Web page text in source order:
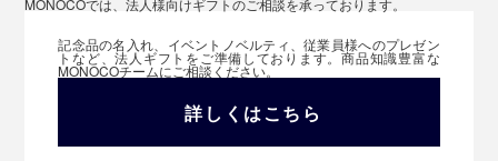
記念品の名入れ、イベントノベルティ、従業員様へのプレゼン
トなど、法人ギフトをご準備しております。商品知識豊富な
MONOCOチームにご相談ください。
詳しくはこちら